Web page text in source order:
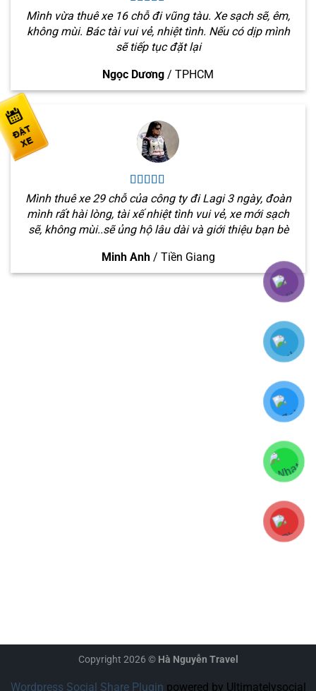
Mình vừa thuê xe 16 chỗ đi vũng tàu. Xe sạch sẽ, êm,
không mùi. Bác tài vui vẻ, nhiệt tình. Nếu có dịp mình
sẽ tiếp tục đặt lại
Ngọc Dương / TPHCM
Mình thuê xe 29 chỗ của công ty đi Lagi 3 ngày, đoàn
mình rất hài lòng, tài xế nhiệt tình vui vẻ, xe mới sạch
sẽ, không mùi..sẽ ủng hộ lâu dài và giới thiệu bạn bè
Minh Anh / Tiền Giang
Copyright 2026 © Hà Nguyễn Travel
Wordpress Social Share Plugin powered by Ultimatelysocial